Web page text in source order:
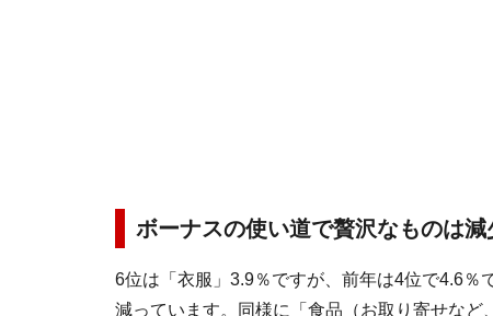
ボーナスの使い道で贅沢なものは減
6位は「衣服」3.9％ですが、前年は4位で4.6％
減っています。同様に「食品（お取り寄せなど